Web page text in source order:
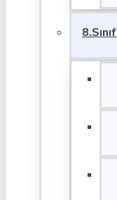
8.Sınıf